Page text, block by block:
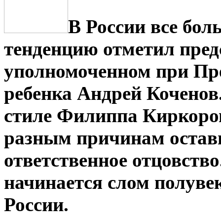
В России все
тенденцию отметил
уполномоченном при
ребенка Андрей
стиле Филиппа
разным причинам
ответственное
начинается слом
России.